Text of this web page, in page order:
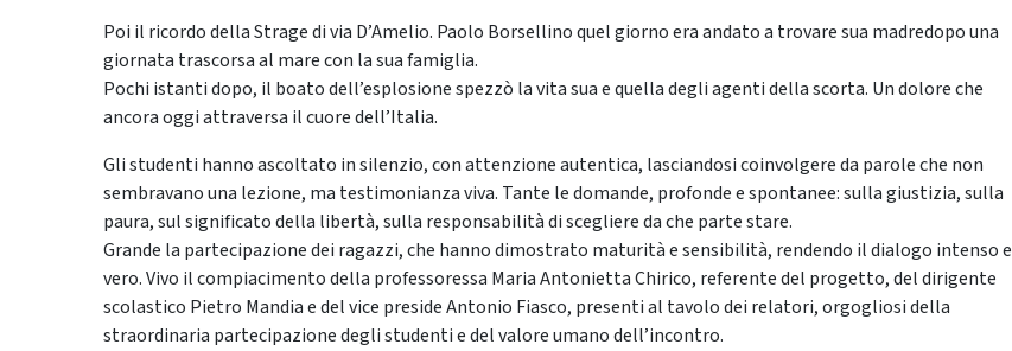
Poi il ricordo della Strage di via D’Amelio. Paolo Borsellino quel giorno era andato a trovare sua madredopo una
giornata trascorsa al mare con la sua famiglia.
Pochi istanti dopo, il boato dell’esplosione spezzò la vita sua e quella degli agenti della scorta. Un dolore che
ancora oggi attraversa il cuore dell’Italia.
Gli studenti hanno ascoltato in silenzio, con attenzione autentica, lasciandosi coinvolgere da parole che non
sembravano una lezione, ma testimonianza viva. Tante le domande, profonde e spontanee: sulla giustizia, sulla
paura, sul significato della libertà, sulla responsabilità di scegliere da che parte stare.
Grande la partecipazione dei ragazzi, che hanno dimostrato maturità e sensibilità, rendendo il dialogo intenso e
vero. Vivo il compiacimento della professoressa Maria Antonietta Chirico, referente del progetto, del dirigente
scolastico Pietro Mandia e del vice preside Antonio Fiasco, presenti al tavolo dei relatori, orgogliosi della
straordinaria partecipazione degli studenti e del valore umano dell’incontro.